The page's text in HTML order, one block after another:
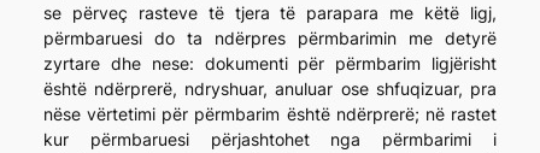
se përveç rasteve të tjera të parapara me këtë ligj,
përmbaruesi do ta ndërpres përmbarimin me detyrë
zyrtare dhe nese: dokumenti për përmbarim ligjërisht
është ndërprerë, ndryshuar, anuluar ose shfuqizuar, pra
nëse vërtetimi për përmbarim është ndërprerë; në rastet
kur përmbaruesi përjashtohet nga përmbarimi i